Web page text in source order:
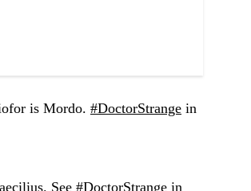
is Mordo. #DoctorStrange in
See #DoctorStrange in